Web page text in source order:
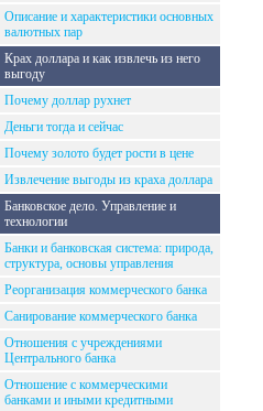
Описание и характеристики основных
валютных пар
Крах доллара и как извлечь из него
выгоду
Почему доллар рухнет
Деньги тогда и сейчас
Почему золото будет рости в цене
Извлечение выгоды из краха доллара
Банковское дело. Управление и
технологии
Банки и банковская система: природа,
структура, основы управления
Реорганизация коммерческого банка
Санирование коммерческого банка
Отношения с учреждениями
Центрального банка
Отношение с коммерческими
банками и иными кредитными